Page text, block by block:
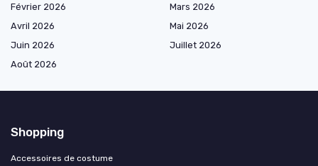
Février 2026
Mars 2026
Avril 2026
Mai 2026
Juin 2026
Juillet 2026
Août 2026
Shopping
Accessoires de costume